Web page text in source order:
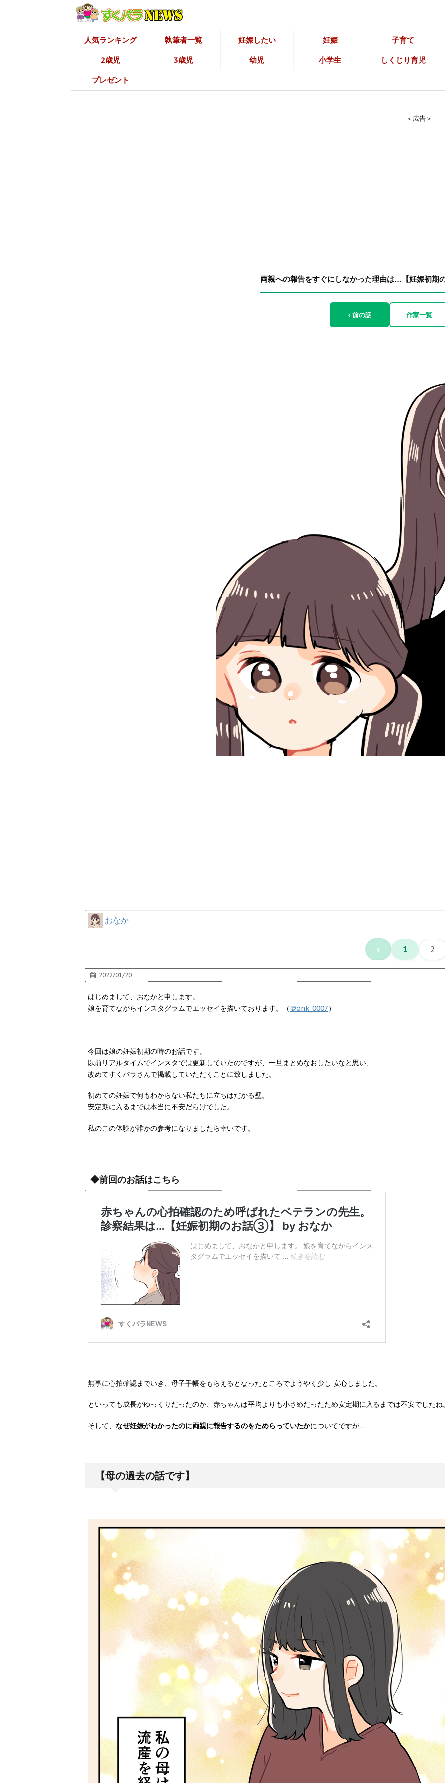
人気ランキング 執筆者一覧 妊娠したい 妊娠 子育て
2歳児 3歳児 幼児 小学生 しくじり育児
プレゼント
＜広告＞
両親への報告をすぐにしなかった理由は…【妊娠初期
‹ 前の話 作家一覧
おなか
‹ 1 2
2022/01/20
はじめまして、おなかと申します。
娘を育てながらインスタグラムでエッセイを描いております。（ ＠onk_0007）
今回は娘の妊娠初期の時のお話です。
以前リアルタイムでインスタでは更新していたのですが、一旦まとめなおしたいなと思い、
改めてすくパラさんで掲載していただくことに致しました。
初めての妊娠で何もわからない私たちに立ちはだかる壁。
安定期に入るまでは本当に不安だらけでした。
私のこの体験が誰かの参考になりましたら幸いです。
◆前回のお話はこちら
無事に心拍確認までいき、母子手帳をもらえるとなったところでようやく少し 安心しました。
といっても成長がゆっくりだったのか、赤ちゃんは平均よりも小さめだったため安定期に入るまでは不安でしたね
そして、 なぜ妊娠がわかったのに両親に報告するのをためらっていたかについてですが…
【母の過去の話です】